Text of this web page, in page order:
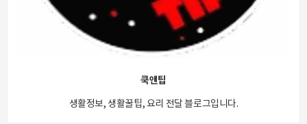
쿡앤팁
생활정보, 생활꿀팁, 요리 전달 블로그입니다.